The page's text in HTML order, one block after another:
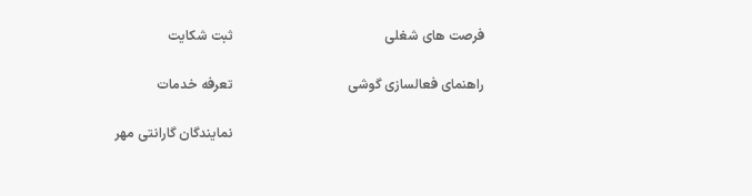
فرصت های شغلی
راهنمای فعالسازی گوشی
ثبت شکایت
تعرفه خدمات
نمایندگان گارانتی مهر